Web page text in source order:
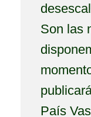
Son las
País